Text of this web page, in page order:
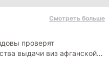
Смотреть больше
проверят
выдачи виз афганской